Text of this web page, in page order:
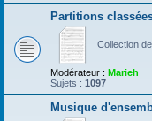
Partitions
Collection
Modérateur : Marieh
Sujets : 1097
Musique